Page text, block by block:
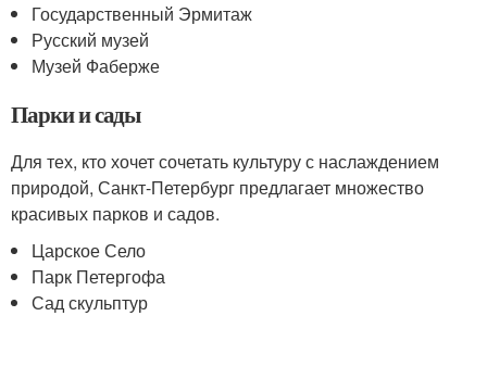
Государственный Эрмитаж
Русский музей
Музей Фаберже
Парки и сады
Для тех, кто хочет сочетать культуру с наслаждением
природой, Санкт-Петербург предлагает множество
красивых парков и садов.
Царское Село
Парк Петергофа
Сад скульптур